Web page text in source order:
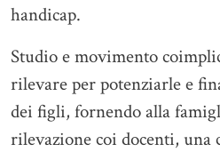
handicap.
Studio e movimento
rilevare per potenziarle e
dei figli, fornendo alla
rilevazione coi docenti, una